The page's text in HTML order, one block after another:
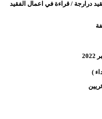
درارجة / قراءة في اعمال الفقيد
)